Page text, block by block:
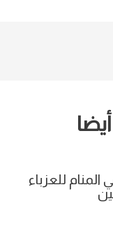
للعزباء